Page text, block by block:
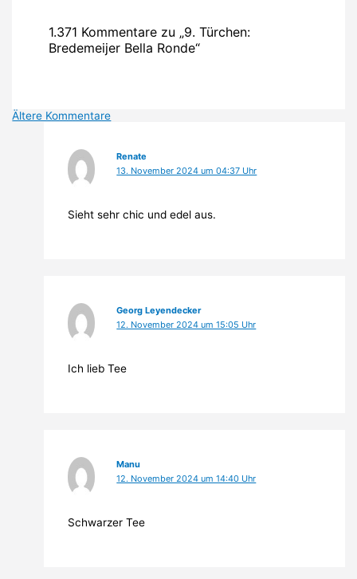
1.371 Kommentare zu „9. Türchen:
Bredemeijer Bella Ronde“
Neuere
Ältere Kommentare
Renate
13. November 2024 um 04:37 Uhr
Sieht sehr chic und edel aus.
Georg Leyendecker
12. November 2024 um 15:05 Uhr
Ich lieb Tee
Manu
12. November 2024 um 14:40 Uhr
Schwarzer Tee